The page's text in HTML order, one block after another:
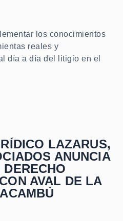
los conocimientos
reales y
día a día del litigio en el
LAZARUS,
ANUNCIA
AVAL DE LA